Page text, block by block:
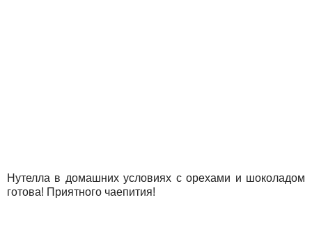
Нутелла в домашних условиях с орехами и шоколадом
готова! Приятного чаепития!